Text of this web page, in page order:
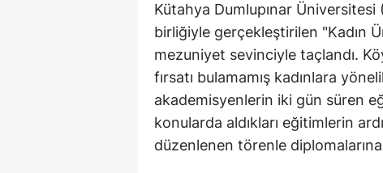
Çorum
Elazığ
Kütahya Dumlupınar Üniversitesi
birliğiyle gerçekleştirilen "Kadın
mezuniyet sevinciyle taçlandı.
fırsatı bulamamış kadınlara
akademisyenlerin iki gün süren
konularda aldıkları eğitimlerin
düzenlenen törenle